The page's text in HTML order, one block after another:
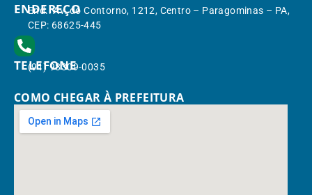
ENDEREÇO
End.: Av. do Contorno, 1212, Centro – Paragominas – PA,
CEP: 68625-445
TELEFONE
(91) 98309-0035
COMO CHEGAR À PREFEITURA